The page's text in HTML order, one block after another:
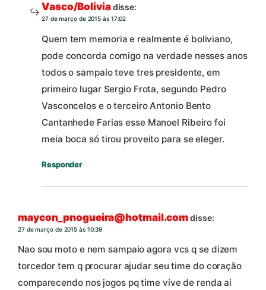
Vasco/Boliviadisse:
27 de março de 2015 às 17:02
Quem tem memoria e realmente é boliviano,
pode concorda comigo na verdade nesses anos
todos o sampaio teve tres presidente, em
primeiro lugar Sergio Frota, segundo Pedro
Vasconcelos e o terceiro Antonio Bento
Cantanhede Farias esse Manoel Ribeiro foi
meia boca só tirou proveito para se eleger.
Responder
maycon_pnogueira@hotmail.comdisse:
27 de março de 2015 às 10:39
Nao sou moto e nem sampaio agora vcs q se dizem
torcedor tem q procurar ajudar seu time do coração
comparecendo nos jogos pq time vive de renda ai